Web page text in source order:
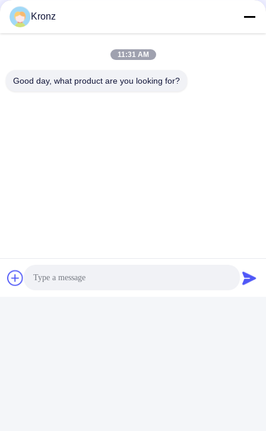
tworzywa sztucznego i metalu, które można
dopasować do różnych wymagań sceny w
zależności od potrzeb, w pełni wzmacniając
Kronz
11:31 AM
Good day, what product are you looking for?